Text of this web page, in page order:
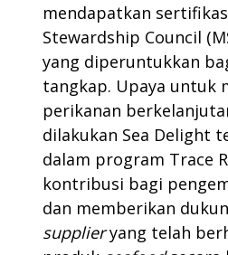
mendapatkan
Stewardship Council
yang diperuntukkan
tangkap. Upaya untuk
perikanan
dilakukan Sea Delight
dalam program Trace
kontribusi bagi
dan memberikan
supplieryang telah